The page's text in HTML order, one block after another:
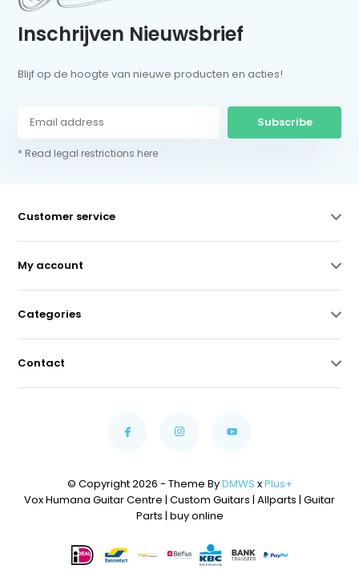
Inschrijven Nieuwsbrief
Blijf op de hoogte van nieuwe producten en acties!
Subscribe
* Read legal restrictions here
Customer service
My account
Categories
Contact
© Copyright 2026 - Theme ByDMWS xPlus+
Vox Humana Guitar Centre | Custom Guitars | Allparts | Guitar
Parts | buy online